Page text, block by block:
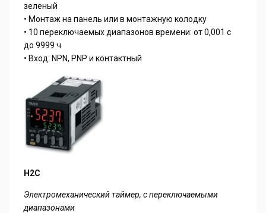
зеленый
• Монтаж на панель или в монтажную колодку
• 10 переключаемых диапазонов времени: от 0,001 с
до 9999 ч
• Вход: NPN, PNP и контактный
H2C
Электромеханический таймер, с переключаемыми
диапазонами